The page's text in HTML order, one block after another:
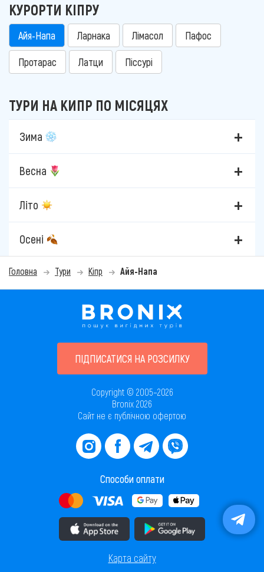
КУРОРТИ КІПРУ
Айя-Напа Ларнака Лімасол Пафос
Протарас Латци Піссурі
ТУРИ НА КИПР ПО МІСЯЦЯХ
Зима
Весна
Літо
Осені
Головна Тури Кіпр Айя-Напа
ПІДПИСАТИСЯ НА РОЗСИЛКУ
Copyright © 2005–2026
Bronix 2026
Сайт не є публічною офертою
Способи оплати
Завантажити додаток в AppStore Завантажити додаток в PlayMarket
Карта сайту